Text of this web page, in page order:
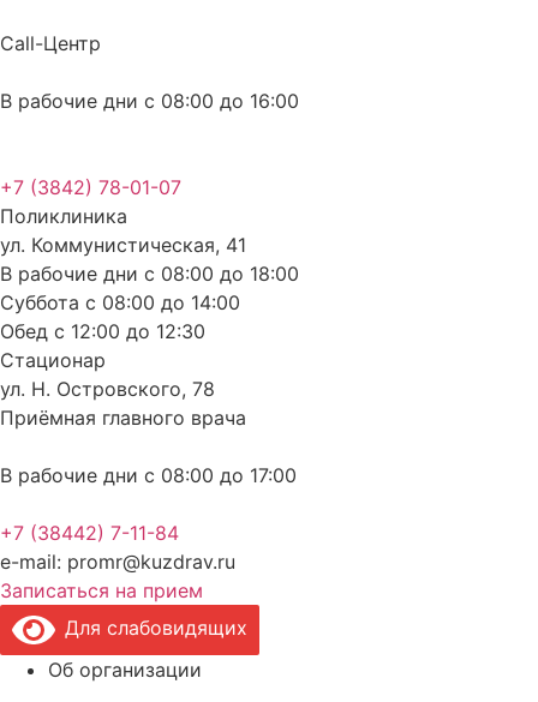
к
Call-Центр
В рабочие дни с 08:00 до 16:00
+7 (3842) 78-01-07
Поликлиника
ул. Коммунистическая, 41
В рабочие дни с 08:00 до 18:00
Суббота с 08:00 до 14:00
Обед с 12:00 до 12:30
Стационар
ул. Н. Островского, 78
Приёмная главного врача
В рабочие дни с 08:00 до 17:00
+7 (38442) 7-11-84
e-mail: promr@kuzdrav.ru
Записаться на прием
Для слабовидящих
Об организации